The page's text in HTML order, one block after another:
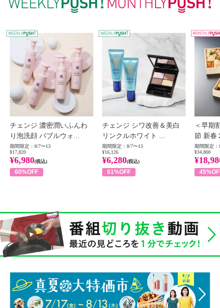
WEEKLY PUSH
チェンジ 濃密潤いふんわ
り泡洗顔 バブルウォ...
期間限定：8/7〜13
¥17,820
¥6,980(税込)
60%OFF
チェンジ シワ改善＆美白
リンクルホワイト ...
期間限定：8/7〜13
¥16,126
¥6,280(税込)
61%OFF
＜早期
節 新春
期間限定：
¥34,800